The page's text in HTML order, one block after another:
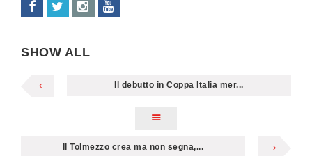
SHOW ALL
Il debutto in Coppa Italia mer...
Il Tolmezzo crea ma non segna,...